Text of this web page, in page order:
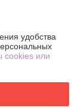
удобства
cookies или